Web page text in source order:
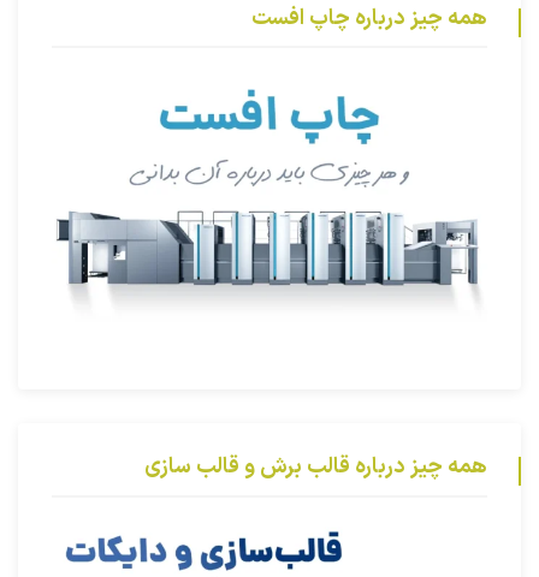
همه چیز درباره چاپ افست
همه چیز درباره قالب برش و قالب سازی